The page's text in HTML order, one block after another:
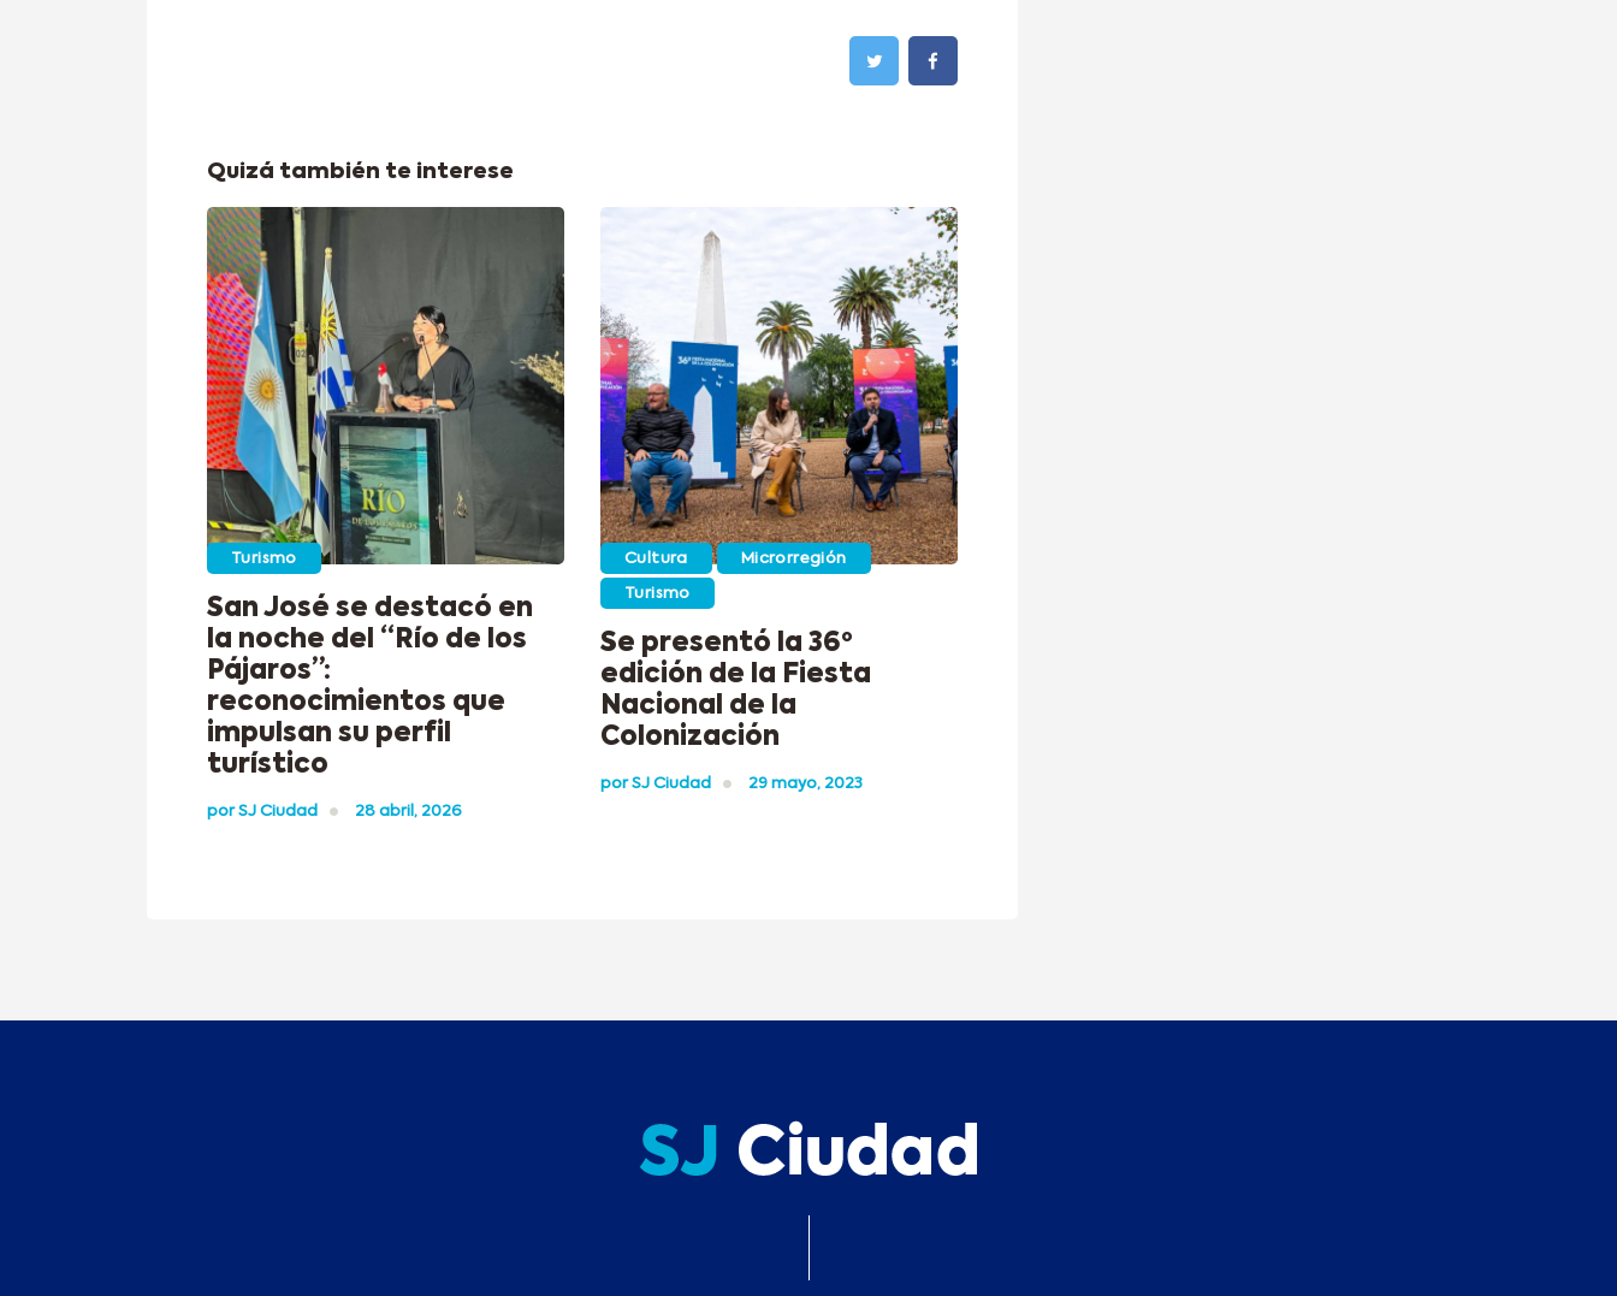
Quizá también te interese
Turismo
San José se destacó en
la noche del “Río de los
Pájaros”:
reconocimientos que
impulsan su perfil
turístico
porSJ Ciudad 28 abril, 2026
Cultura Microrregión
Turismo
Se presentó la 36º
edición de la Fiesta
Nacional de la
Colonización
porSJ Ciudad 29 mayo, 2023